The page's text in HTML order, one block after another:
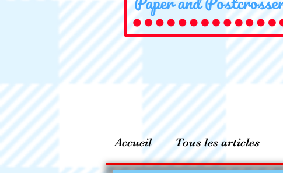
Accueil Tous les articles